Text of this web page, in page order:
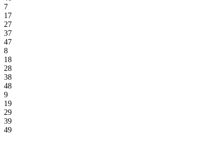
7
17
27
37
47
8
18
28
38
48
9
19
29
39
49